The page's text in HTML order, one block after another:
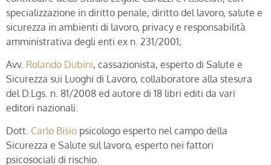
specializzazione in diritto penale, diritto del lavoro, salute e
sicurezza in ambienti di lavoro, privacy e responsabilità
amministrativa degli enti ex n. 231/2001;
Avv. Rolando Dubini, cassazionista, esperto di Salute e
Sicurezza sui Luoghi di Lavoro, collaboratore alla stesura
del D.Lgs. n. 81/2008 ed autore di 18 libri editi da vari
editori nazionali.
Dott. Carlo Bisio psicologo esperto nel campo della
Sicurezza e Salute sul lavoro, esperto nei fattori
psicosociali di rischio.